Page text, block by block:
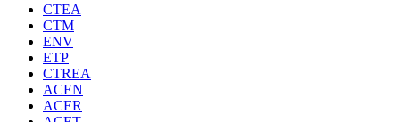
CTEA
CTM
ENV
ETP
CTREA
ACEN
ACER